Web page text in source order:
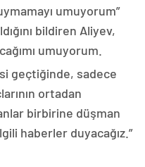
umuyorum”
bildiren Aliyev,
umuyorum.
geçtiğinde, sadece
ortadan
birbirine düşman
haberler duyacağız.”